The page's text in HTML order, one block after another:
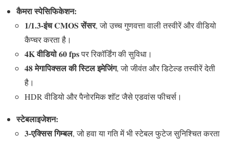
कैमरा स्पेसिफिकेशन:
1/1.3-इंच CMOS सेंसर, जो उच्च गुणवत्ता वाली तस्वीरें और वीडियो
कैप्चर करता है।
4K वीडियो 60 fpsपर रिकॉर्डिंग की सुविधा।
48 मेगापिक्सल की स्टिल इमेजिंग, जो जीवंत और डिटेल्ड तस्वीरें देती
है।
HDR वीडियो और पैनोरमिक शॉट जैसे एडवांस फीचर्स।
स्टेबलाइजेशन:
3-एक्सिस गिम्बल, जो हवा या गति में भी स्टेबल फुटेज सुनिश्चित करता